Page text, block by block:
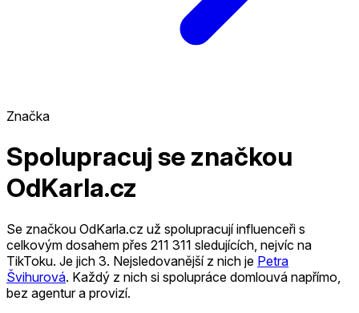
Značka
Spolupracuj se značkou
OdKarla.cz
Se značkou OdKarla.cz už spolupracují influenceři s
celkovým dosahem přes 211 311 sledujících, nejvíc na
TikToku. Je jich 3. Nejsledovanější z nich je Petra
Švihurová. Každý z nich si spolupráce domlouvá napřímo,
bez agentur a provizí.